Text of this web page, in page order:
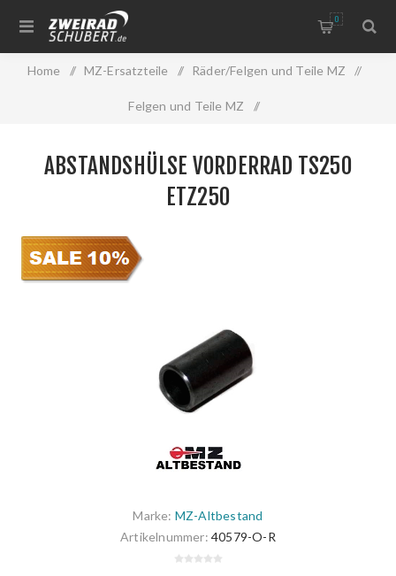
0
Home / MZ-Ersatzteile / Räder/Felgen und Teile MZ /
Felgen und Teile MZ /
ABSTANDSHÜLSE VORDERRAD TS250
ETZ250
Marke: MZ-Altbestand
Artikelnummer: 40579-O-R